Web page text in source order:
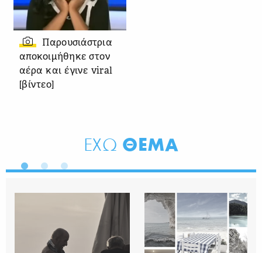
Παρουσιάστρια
αποκοιμήθηκε στον
αέρα και έγινε viral
[βίντεο]
ΕΧΩ ΘΕΜΑ